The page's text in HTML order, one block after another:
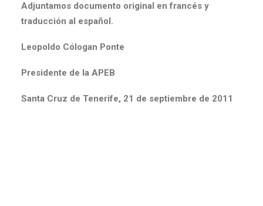
Adjuntamos documento original en francés y
traducción al español.
Leopoldo Cólogan Ponte
Presidente de la APEB
Santa Cruz de Tenerife, 21 de septiembre de 2011